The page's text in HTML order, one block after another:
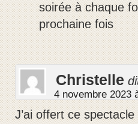
soirée à chaque
prochaine fois
Christelle
4 novembre 2023
J’ai offert ce